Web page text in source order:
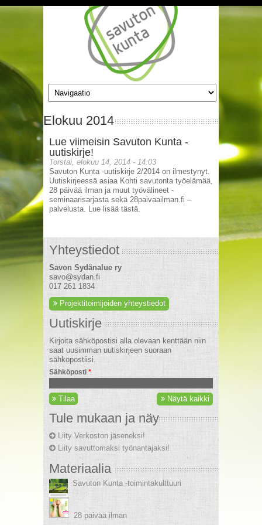
Hyppää pääsisältöön
Elokuu 2014
Lue viimeisin Savuton Kunta -
uutiskirje!
Torstai, elokuu 14, 2014 - 14:03
Savuton Kunta -uutiskirje 2/2014 on ilmestynyt.
Uutiskirjeessä asiaa Kohti savutonta työelämää,
28 päivää ilman ja muut työvälineet -
seminaarisarjasta sekä 28paivaailman.fi –
palvelusta. Lue lisää tästä.
Yhteystiedot
Savon Sydänalue ry
savo@sydan.fi
017 261 1834
Projektitoimijoiden yhteystiedot
Uutiskirje
Kirjoita sähköpostisi alla olevaan kenttään niin
saat uusimman uutiskirjeen suoraan
sähköpostiisi.
Sähköposti *
Tilaa Näytä kaikki
Tule mukaan ja näy
Liity Verkoston jäseneksi!
Liity savuttomaksi työnantajaksi!
Materiaalia
Savuton Kunta -toimintakulttuuri
28 päivää ilman